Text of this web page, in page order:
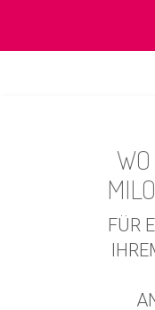
FÜR